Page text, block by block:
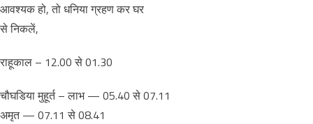
आवश्यक हो, तो धनिया ग्रहण कर घर
से निकलें,
राहूकाल – 12.00 से 01.30
चौघडिया मुहूर्त – लाभ — 05.40 से 07.11
अमृत — 07.11 से 08.41